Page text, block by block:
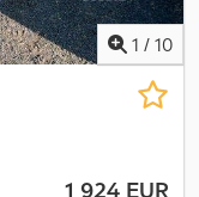
1 / 10
1 924 EUR